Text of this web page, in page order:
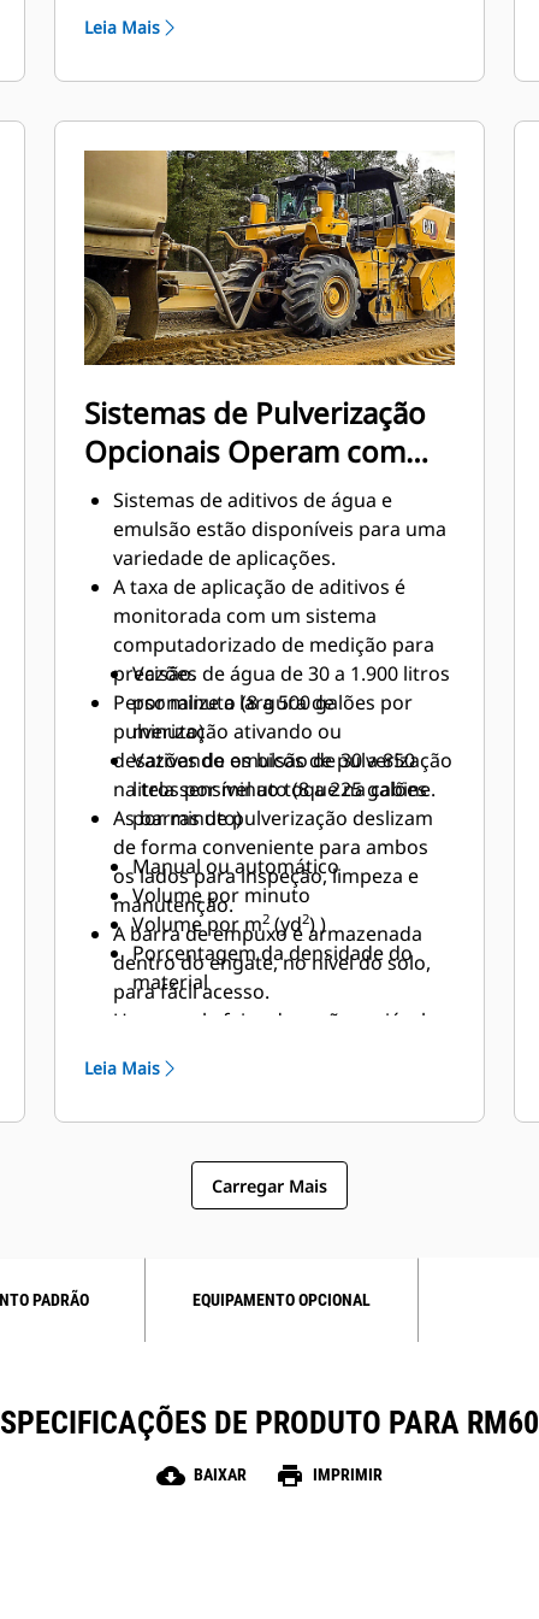
operador as posições da porta.
simplificar a operação, a pressão
hidráulica aplicada à porta traseira
recurso de flutuação, mantendo
automaticamente a posição desejada
da porta.
Os recursos de Saída e Retorno ao
Corte ajudam os operadores a
economizar tempo e a manter a
consistência com o simples toque de
Leia Mais
Sistemas de Pulverização
Opcionais Operam com
Precisão
Sistemas de aditivos de água e
emulsão estão disponíveis para uma
variedade de aplicações.
A taxa de aplicação de aditivos é
monitorada com um sistema
computadorizado de medição para
precisão.
Personalize a largura de
pulverização ativando ou
desativando os bicos de pulverização
na tela sensível ao toque na cabine.
As barras de pulverização deslizam
de forma conveniente para ambos
os lados para inspeção, limpeza e
manutenção.
A barra de empuxo é armazenada
dentro do engate, no nível do solo,
para fácil acesso.
Uma ampla faixa de vazão variável
Vazões de água de 30 a 1.900 litros
por minuto (8 a 500 galões por
minuto)
Vazões de emulsão de 30 a 850
litros por minuto (8 a 225 galões
por minuto)
Manual ou automático
Volume por minuto
Volume por m2 (yd2) )
Porcentagem da densidade do
material
Leia Mais
Carregar Mais
PADRÃO EQUIPAMENTO OPCIONAL
DE PRODUTO PARA
cloud_download BAIXAR print IMPRIMIR